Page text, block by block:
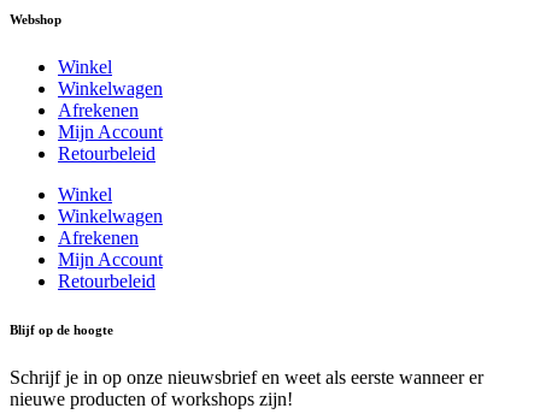
Webshop
Winkel
Winkelwagen
Afrekenen
Mijn Account
Retourbeleid
Winkel
Winkelwagen
Afrekenen
Mijn Account
Retourbeleid
Blijf op de hoogte
Schrijf je in op onze nieuwsbrief en weet als eerste wanneer er
nieuwe producten of workshops zijn!